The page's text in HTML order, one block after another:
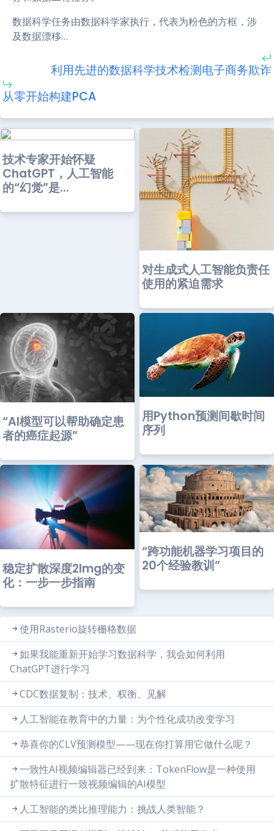
数据科学任务由数据科学家执行，代表为粉色的方框，涉
及数据漂移…
利用先进的数据科学技术检测电子商务欺诈
从零开始构建PCA
技术专家开始怀疑
ChatGPT，人工智能
的“幻觉”是...
对生成式人工智能负责任
使用的紧迫需求
“AI模型可以帮助确定患
者的癌症起源”
用Python预测间歇时间
序列
稳定扩散深度2Img的变
化：一步一步指南
“跨功能机器学习项目的
20个经验教训”
使用Rasterio旋转栅格数据
如果我能重新开始学习数据科学，我会如何利用
ChatGPT进行学习
CDC数据复制：技术、权衡、见解
人工智能在教育中的力量：为个性化成功改变学习
恭喜你的CLV预测模型——现在你打算用它做什么呢？
一致性AI视频编辑器已经到来：TokenFlow是一种使用
扩散特征进行一致视频编辑的AI模型
人工智能的类比推理能力：挑战人类智能？